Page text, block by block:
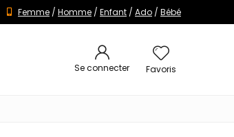
Femme / Homme / Enfant / Ado / Bébé
Se connecter Favoris